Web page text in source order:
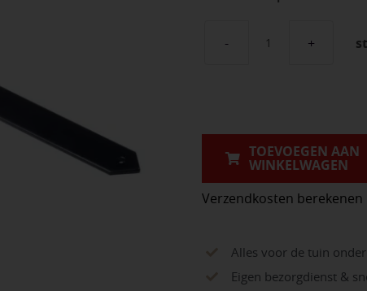
Heng
Ø
16
800
Mm
TOEVOEGEN AAN
WINKELWAGEN
Verzendkosten berekenen
Alles voor de tuin
Eigen bezorgdienst &